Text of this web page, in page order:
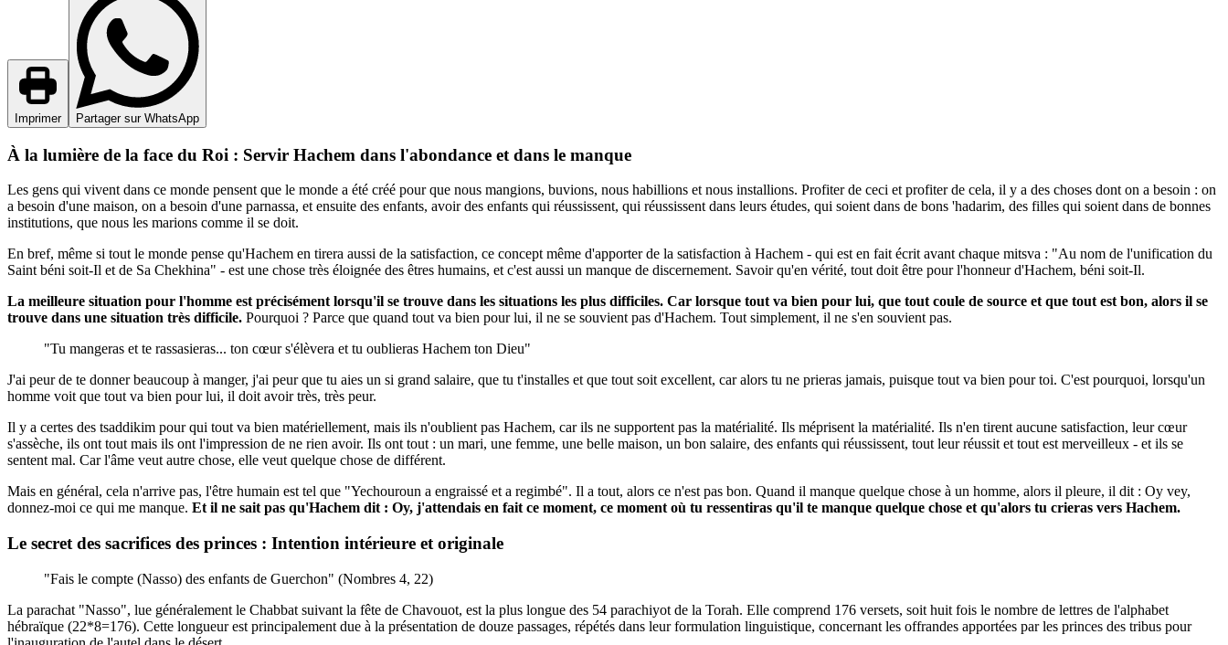
Imprimer Partager sur WhatsApp
À la lumière de la face du Roi : Servir Hachem dans l'abondance et dans le manque
Les gens qui vivent dans ce monde pensent que le monde a été créé pour que nous mangions, buvions, nous habillions et nous installions. Profiter de ceci et profiter de cela, il y a des choses dont on a besoin : on
a besoin d'une maison, on a besoin d'une parnassa, et ensuite des enfants, avoir des enfants qui réussissent, qui réussissent dans leurs études, qui soient dans de bons 'hadarim, des filles qui soient dans de bonnes
institutions, que nous les marions comme il se doit.
En bref, même si tout le monde pense qu'Hachem en tirera aussi de la satisfaction, ce concept même d'apporter de la satisfaction à Hachem - qui est en fait écrit avant chaque mitsva : "Au nom de l'unification du
Saint béni soit-Il et de Sa Chekhina" - est une chose très éloignée des êtres humains, et c'est aussi un manque de discernement. Savoir qu'en vérité, tout doit être pour l'honneur d'Hachem, béni soit-Il.
La meilleure situation pour l'homme est précisément lorsqu'il se trouve dans les situations les plus difficiles. Car lorsque tout va bien pour lui, que tout coule de source et que tout est bon, alors il se
trouve dans une situation très difficile. Pourquoi ? Parce que quand tout va bien pour lui, il ne se souvient pas d'Hachem. Tout simplement, il ne s'en souvient pas.
"Tu mangeras et te rassasieras... ton cœur s'élèvera et tu oublieras Hachem ton Dieu"
J'ai peur de te donner beaucoup à manger, j'ai peur que tu aies un si grand salaire, que tu t'installes et que tout soit excellent, car alors tu ne prieras jamais, puisque tout va bien pour toi. C'est pourquoi, lorsqu'un
homme voit que tout va bien pour lui, il doit avoir très, très peur.
Il y a certes des tsaddikim pour qui tout va bien matériellement, mais ils n'oublient pas Hachem, car ils ne supportent pas la matérialité. Ils méprisent la matérialité. Ils n'en tirent aucune satisfaction, leur cœur
s'assèche, ils ont tout mais ils ont l'impression de ne rien avoir. Ils ont tout : un mari, une femme, une belle maison, un bon salaire, des enfants qui réussissent, tout leur réussit et tout est merveilleux - et ils se
sentent mal. Car l'âme veut autre chose, elle veut quelque chose de différent.
Mais en général, cela n'arrive pas, l'être humain est tel que "Yechouroun a engraissé et a regimbé". Il a tout, alors ce n'est pas bon. Quand il manque quelque chose à un homme, alors il pleure, il dit : Oy vey,
donnez-moi ce qui me manque. Et il ne sait pas qu'Hachem dit : Oy, j'attendais en fait ce moment, ce moment où tu ressentiras qu'il te manque quelque chose et qu'alors tu crieras vers Hachem.
Le secret des sacrifices des princes : Intention intérieure et originale
"Fais le compte (Nasso) des enfants de Guerchon" (Nombres 4, 22)
La parachat "Nasso", lue généralement le Chabbat suivant la fête de Chavouot, est la plus longue des 54 parachiyot de la Torah. Elle comprend 176 versets, soit huit fois le nombre de lettres de l'alphabet
hébraïque (22*8=176). Cette longueur est principalement due à la présentation de douze passages, répétés dans leur formulation linguistique, concernant les offrandes apportées par les princes des tribus pour